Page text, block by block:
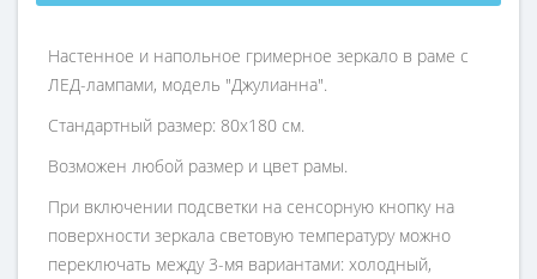
Настенное и напольное гримерное зеркало в раме с
ЛЕД-лампами, модель "Джулианна".
Стандартный размер: 80х180 см.
Возможен любой размер и цвет рамы.
При включении подсветки на сенсорную кнопку на
поверхности зеркала световую температуру можно
переключать между 3-мя вариантами: холодный,